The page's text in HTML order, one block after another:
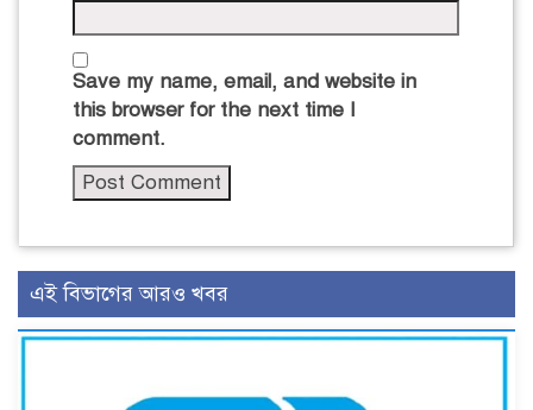
Save my name, email, and website in
this browser for the next time I
comment.
এই বিভাগের আরও খবর